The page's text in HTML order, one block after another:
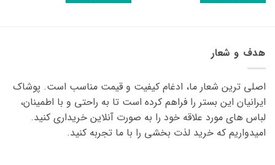
انواع
مختلفی
می
باشد.
گزینه
ها
ممکن
است
باشد.
گزینه
ممکن
است
هدف و شعار
اصلی ترین شعار ما، ادغام کیفیت و قیمت مناسب است. پوشاک
ایرانیان این بستر را فراهم کرده است تا به راحتی و با اطمینان،
لباس های مورد علاقه ‌خود را به صورت آنلاین خریداری کنید.
امیدواریم که خرید لذت ‌بخشی را با ما تجربه کنید.